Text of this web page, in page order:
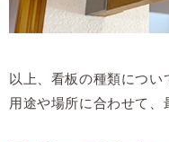
以上、看板の種類につい
用途や場所に合わせて、